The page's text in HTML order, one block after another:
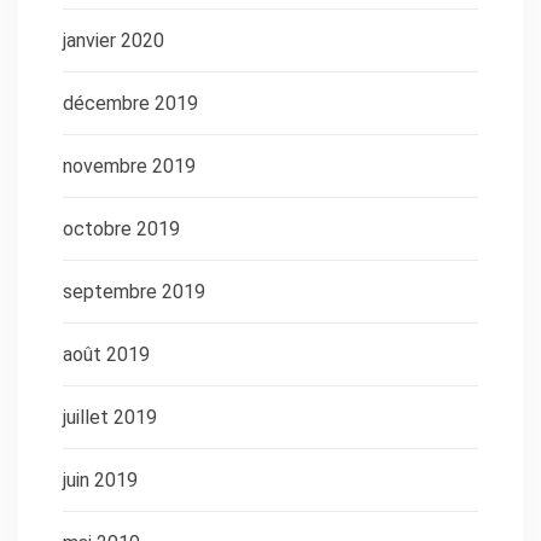
janvier 2020
décembre 2019
novembre 2019
octobre 2019
septembre 2019
août 2019
juillet 2019
juin 2019